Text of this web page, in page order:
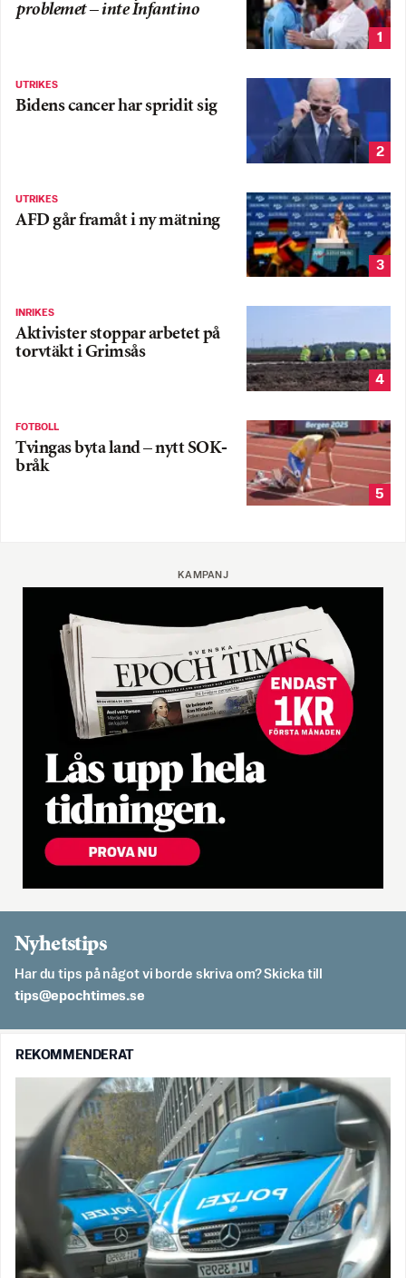
problemet – inte Infantino
1
UTRIKES
Bidens cancer har spridit sig
2
UTRIKES
AFD går framåt i ny mätning
3
INRIKES
Aktivister stoppar arbetet på
torvtäkt i Grimsås
4
FOTBOLL
Tvingas byta land – nytt SOK-
bråk
5
KAMPANJ
Nyhetstips
Har du tips på något vi borde skriva om? Skicka till
es.semithcope@spit
REKOMMENDERAT